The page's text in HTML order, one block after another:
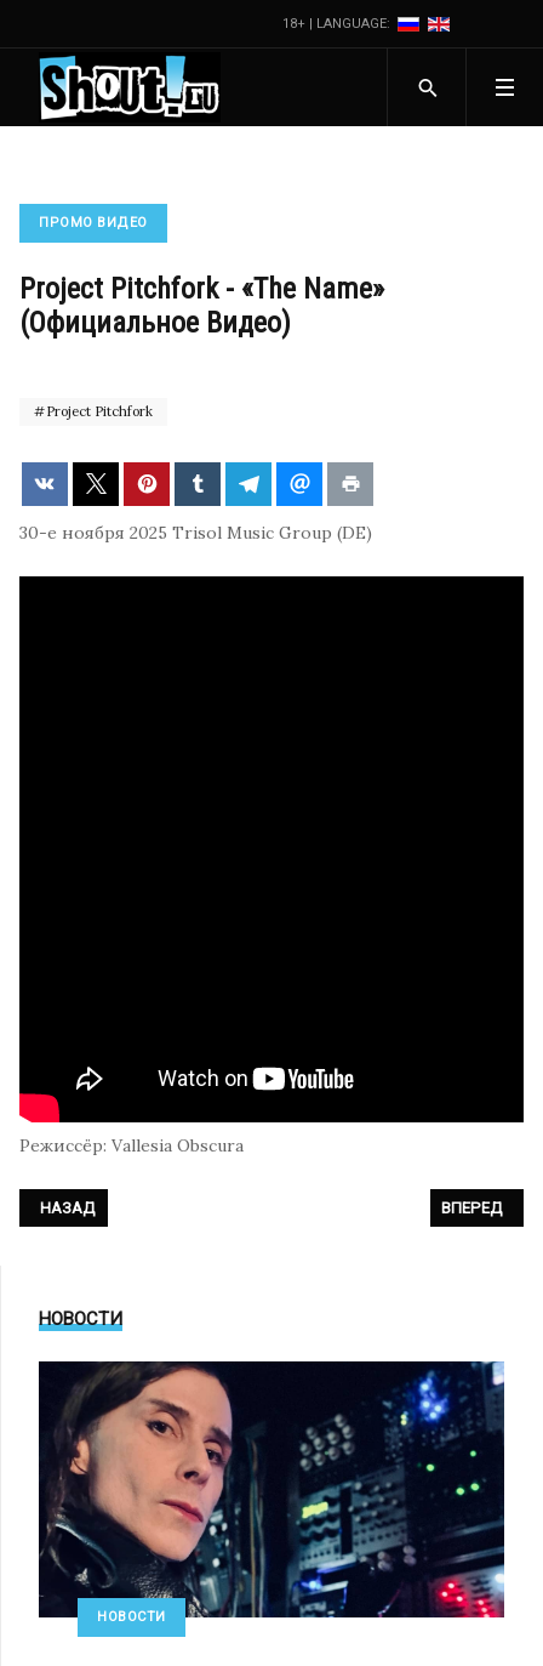
18+ | LANGUAGE:
ПРОМО ВИДЕО
Project Pitchfork - «The Name»
(Официальное Видео)
Project Pitchfork
30-е ноября 2025 Trisol Music Group (DE)
Режиссёр: Vallesia Obscura
ПРЕДЫДУЩИЙ: DIORAMA - «NO COMPLICATIONS» (ОФИЦИАЛЬНОЕ
НАЗАД СЛЕДУЮЩИЙ:
ВПЕРЕД
НОВОСТИ
НОВОСТИ